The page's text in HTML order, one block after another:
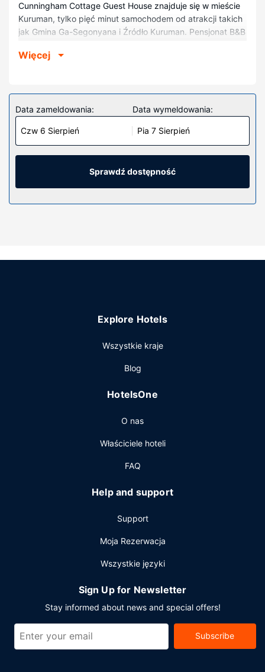
Cunningham Cottage Guest House znajduje się w mieście
Kuruman, tylko pięć minut samochodem od atrakcji takich
jak Gmina Ga-Segonyana i Źródło Kuruman. Pensjonat B&B
w Kuruman i 1,3 km od miejsca takiego jak Gmina Lokalna
Poczuj się jak w domu w 9 klimatyzowanych pokojach,
których wyposażenie to lodówka. Rozrywkę zapewni
telewizja cyfrowa. Prywatna łazienka — wyposażenie:
wanna i prysznic osobno, głębokie wanny i bezpłatne
przybory toaletowe. Udogodnienia obejmują biurka i
zestawy do parzenia kawy i herbaty oraz sprzątanie
Udogodnienia w obiekcie
również takie udogodnienia jak teren piknikowy i grill.
Pozostałe udogodnienia
Udogodnienia biznesowe to usługi pralni chemicznej i
Więcej
Data zameldowania:
Czw 6 Sierpień
Data wymeldowania:
Pia 7 Sierpień
Sprawdź dostępność
Explore Hotels
Wszystkie kraje
Blog
HotelsOne
O nas
Właściciele hoteli
FAQ
Help and support
Support
Moja Rezerwacja
Wszystkie języki
Sign Up for Newsletter
Stay informed about news and special offers!
Subscribe